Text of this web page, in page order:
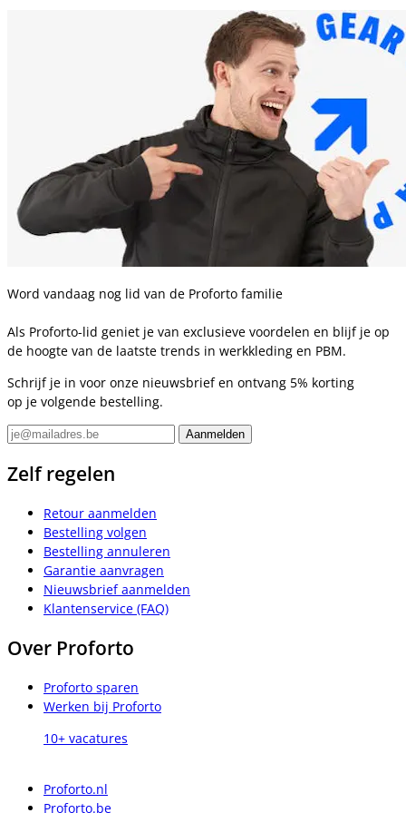
Word vandaag nog lid van de Proforto familie
Als Proforto-lid geniet je van exclusieve voordelen en blijf je op
de hoogte van de laatste trends in werkkleding en PBM.
Schrijf je in voor onze nieuwsbrief en ontvang 5% korting
op je volgende bestelling.
Zelf regelen
Retour aanmelden
Bestelling volgen
Bestelling annuleren
Garantie aanvragen
Nieuwsbrief aanmelden
Klantenservice (FAQ)
Over Proforto
Proforto sparen
Werken bij Proforto
10+ vacatures
Proforto.nl
Proforto.be